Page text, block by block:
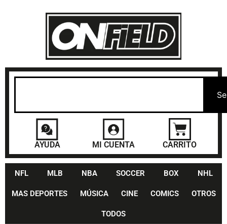
AYUDA MI CUENTA CARRITO
NFL MLB NBA SOCCER BOX NHL
MAS DEPORTES MÚSICA CINE COMICS OTROS
TODOS